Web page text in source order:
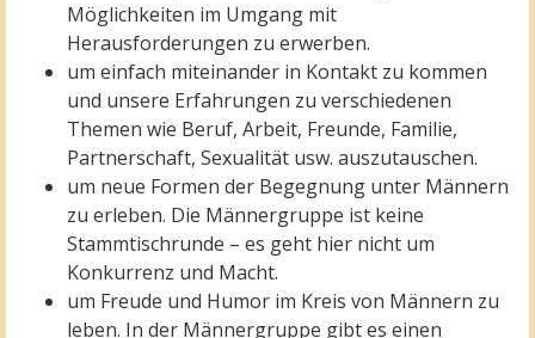
Möglichkeiten im Umgang mit
Herausforderungen zu erwerben.
um einfach miteinander in Kontakt zu kommen
und unsere Erfahrungen zu verschiedenen
Themen wie Beruf, Arbeit, Freunde, Familie,
Partnerschaft, Sexualität usw. auszutauschen.
um neue Formen der Begegnung unter Männern
zu erleben. Die Männergruppe ist keine
Stammtischrunde – es geht hier nicht um
Konkurrenz und Macht.
um Freude und Humor im Kreis von Männern zu
leben. In der Männergruppe gibt es einen